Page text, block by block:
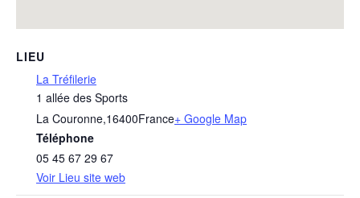
LIEU
La Tréfilerie
1 allée des Sports
La Couronne,16400France+ Google Map
Téléphone
05 45 67 29 67
Voir Lieu site web